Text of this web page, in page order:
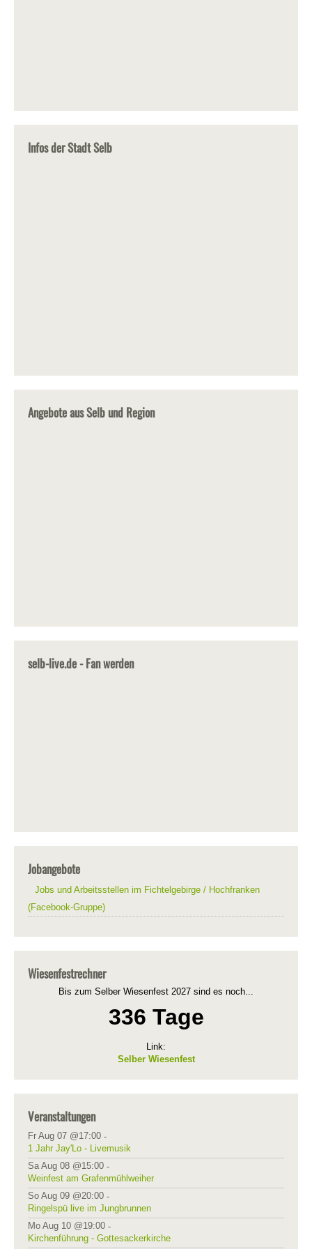
Infos der Stadt Selb
Angebote aus Selb und Region
selb-live.de - Fan werden
Jobangebote
Jobs und Arbeitsstellen im Fichtelgebirge / Hochfranken
(Facebook-Gruppe)
Wiesenfestrechner
Bis zum Selber Wiesenfest 2027 sind es noch...
336 Tage
Link:
Selber Wiesenfest
Veranstaltungen
Fr Aug 07 @17:00 -
1 Jahr Jay'Lo - Livemusik
Sa Aug 08 @15:00 -
Weinfest am Grafenmühlweiher
So Aug 09 @20:00 -
Ringelspü live im Jungbrunnen
Mo Aug 10 @19:00 -
Kirchenführung - Gottesackerkirche